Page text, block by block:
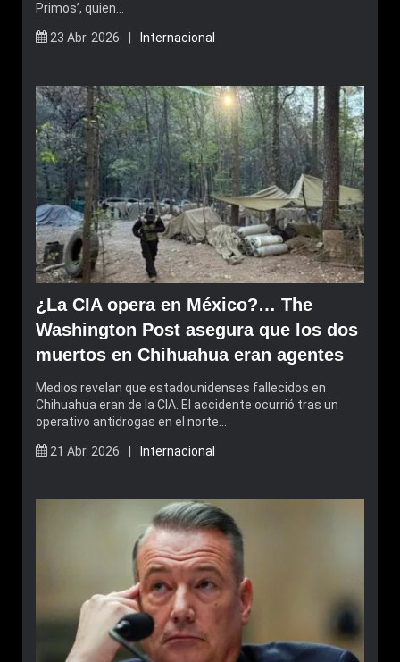
Primos’, quien…
23 Abr. 2026 | Internacional
¿La CIA opera en México?… The
Washington Post asegura que los dos
muertos en Chihuahua eran agentes
Medios revelan que estadounidenses fallecidos en
Chihuahua eran de la CIA. El accidente ocurrió tras un
operativo antidrogas en el norte…
21 Abr. 2026 | Internacional